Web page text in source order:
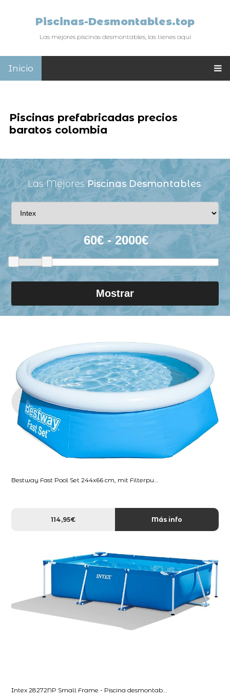
Piscinas-Desmontables.top
Las mejores piscinas desmontables, las tienes aquí
Inicio
Piscinas prefabricadas precios
baratos colombia
Las Mejores Piscinas Desmontables:
Mostrar
Bestway Fast Pool Set 244x66 cm, mit Filterpu...
114,95€ Más info
Intex 28272NP Small Frame - Piscina desmontab...